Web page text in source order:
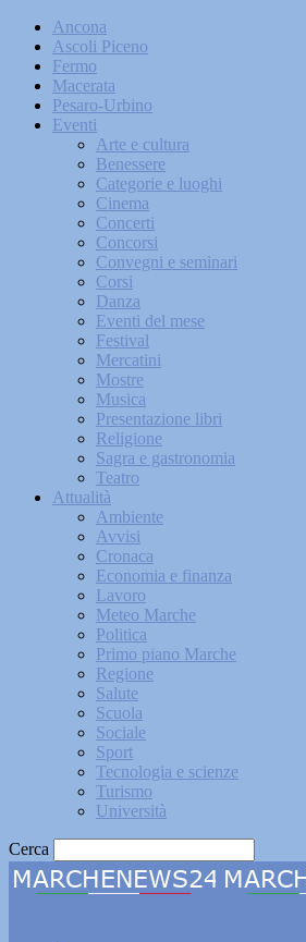
Ancona
Ascoli Piceno
Fermo
Macerata
Pesaro-Urbino
Eventi
Arte e cultura
Benessere
Categorie e luoghi
Cinema
Concerti
Concorsi
Convegni e seminari
Corsi
Danza
Eventi del mese
Festival
Mercatini
Mostre
Musica
Presentazione libri
Religione
Sagra e gastronomia
Teatro
Attualità
Ambiente
Avvisi
Cronaca
Economia e finanza
Lavoro
Meteo Marche
Politica
Primo piano Marche
Regione
Salute
Scuola
Sociale
Sport
Tecnologia e scienze
Turismo
Università
Cerca